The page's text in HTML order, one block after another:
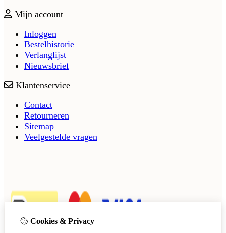
Mijn account
Inloggen
Bestelhistorie
Verlanglijst
Nieuwsbrief
Klantenservice
Contact
Retourneren
Sitemap
Veelgestelde vragen
Cookies & Privacy